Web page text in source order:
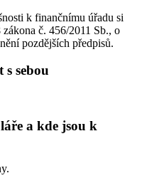
k finančnímu úřadu si
č. 456/2011 Sb., o
pozdějších předpisů.
sebou
a kde jsou k